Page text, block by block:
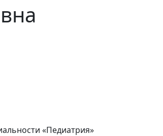
«Педиатрия»